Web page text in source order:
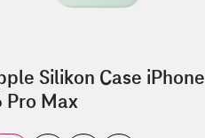
Silikon Case iPhone
Pro Max